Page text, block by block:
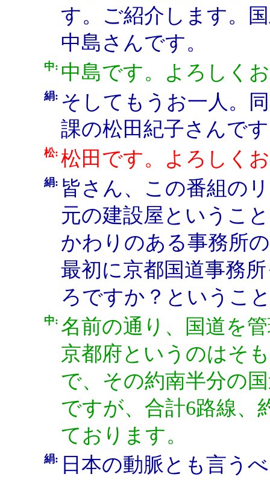
す。ご紹介します。
中島さんです。
中: 中島です。よろしく
絹: そしてもうお一人。
課の松田紀子さんで
松: 松田です。よろしく
絹: 皆さん、この番組の
元の建設屋というこ
かわりのある事務所
最初に京都国道事務
ろですか？というこ
中: 名前の通り、国道を
京都府というのはそ
で、その約南半分の
ですが、合計6路線、
ております。
絹: 日本の動脈とも言う